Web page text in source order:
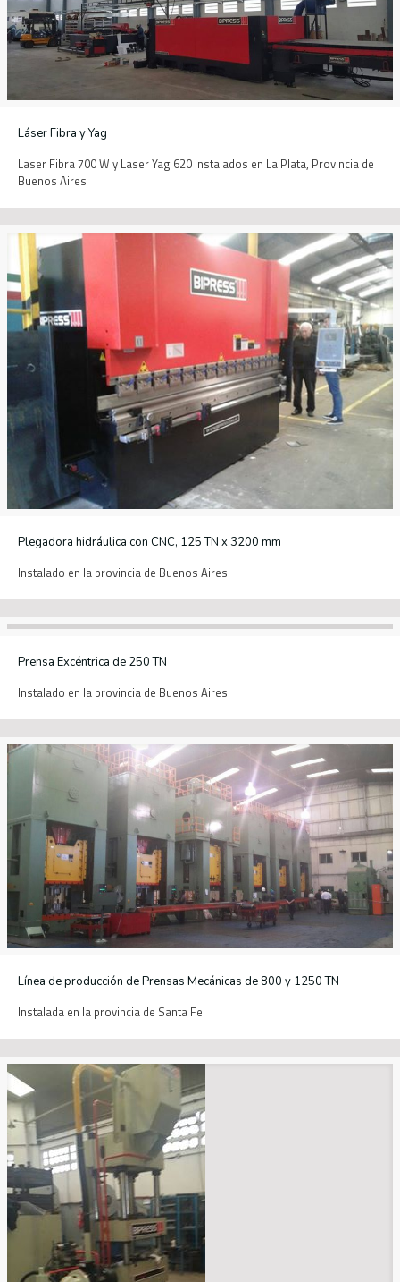
Láser Fibra y Yag
Laser Fibra 700 W y Laser Yag 620 instalados en La Plata, Provincia de
Buenos Aires
Plegadora hidráulica con CNC, 125 TN x 3200 mm
Instalado en la provincia de Buenos Aires
Prensa Excéntrica de 250 TN
Instalado en la provincia de Buenos Aires
Línea de producción de Prensas Mecánicas de 800 y 1250 TN
Instalada en la provincia de Santa Fe